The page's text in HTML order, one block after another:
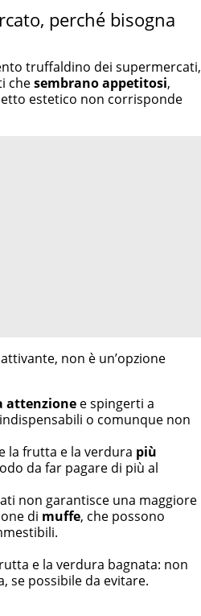
perché bisogna
truffaldino dei supermercati,
chesembrano appetitosi,
estetico non corrisponde
non è un’opzione
attenzione e spingerti a
o comunque non
la frutta e la verdura più
da far pagare di più al
non garantisce una maggiore
di muffe, che possono
e la verdura bagnata: non
se possibile da evitare.